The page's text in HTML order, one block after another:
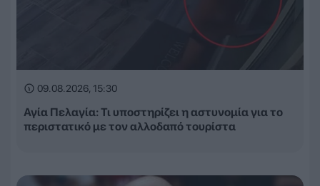
09.08.2026, 15:30
Αγία Πελαγία: Τι υποστηρίζει η αστυνομία για το
περιστατικό με τον αλλοδαπό τουρίστα